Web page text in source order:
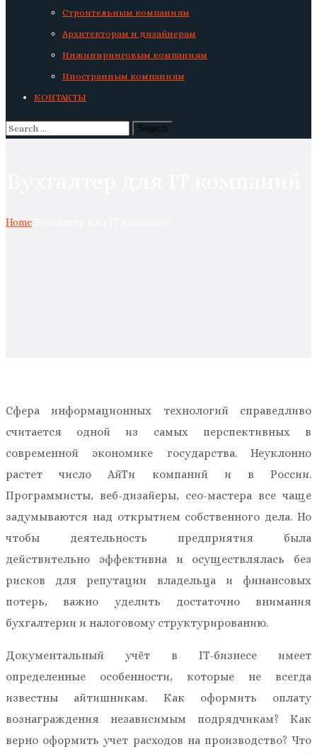
Строительным компаниям
Архитекторам и дизайнерам
Инжиниринговым компаниям
Иностранным компаниям
КОНТАКТЫ
Home
Сфера информационных технологий справедливо
считается одной из самых перспективных в
современной экономике государства. Неуклонно
растет число АйТи компаний и в России.
Программисты, веб-дизайеры, сео-мастера все чаще
задумываются над открытием собственного дела. Но
чтобы деятельность предприятия была
действительно эффективна и осуществлялась без
рисков для репутации владельца и финансовых
потерь, важно уделить достаточно внимания
бухгалтерии и налоговому структурированию.
Документальный учёт в IT-бизнесе имеет
определенные особенности, которые не всегда
известны айтишникам. Как оформить оплату
вознаграждения независимым подрядчикам? Как
верно оформить учет расходов на производство? Что